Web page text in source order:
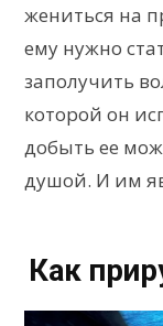
жениться на
ему нужно
заполучить
которой он
добыть ее
душой. И им
Как